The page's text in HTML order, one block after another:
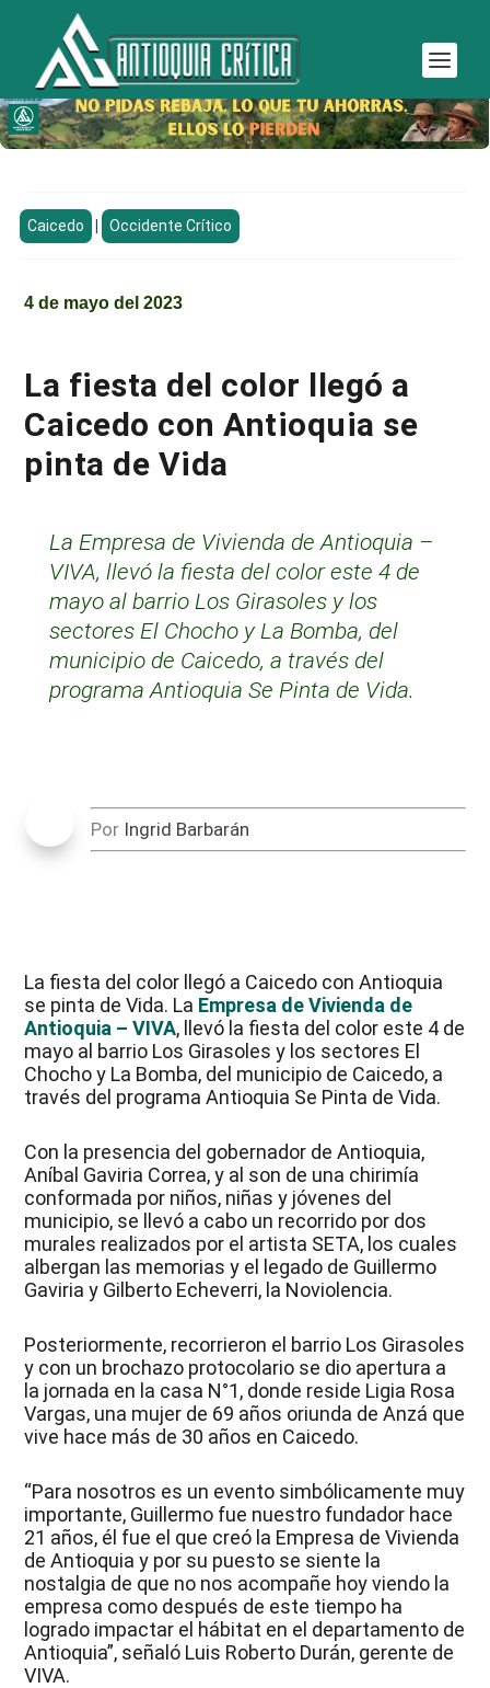
Caicedo Occidente Crítico
4 de mayo del 2023
La fiesta del color llegó a
Caicedo con Antioquia se
pinta de Vida
La Empresa de Vivienda de Antioquia –
VIVA, llevó la fiesta del color este 4 de
mayo al barrio Los Girasoles y los
sectores El Chocho y La Bomba, del
municipio de Caicedo, a través del
programa Antioquia Se Pinta de Vida.
Por Ingrid Barbarán
La fiesta del color llegó a Caicedo con Antioquia
se pinta de Vida. La Empresa de Vivienda de
Antioquia – VIVA, llevó la fiesta del color este 4 de
mayo al barrio Los Girasoles y los sectores El
Chocho y La Bomba, del municipio de Caicedo, a
través del programa Antioquia Se Pinta de Vida.
Con la presencia del gobernador de Antioquia,
Aníbal Gaviria Correa, y al son de una chirimía
conformada por niños, niñas y jóvenes del
municipio, se llevó a cabo un recorrido por dos
murales realizados por el artista SETA, los cuales
albergan las memorias y el legado de Guillermo
Gaviria y Gilberto Echeverri, la Noviolencia.
Posteriormente, recorrieron el barrio Los Girasoles
y con un brochazo protocolario se dio apertura a
la jornada en la casa N°1, donde reside Ligia Rosa
Vargas, una mujer de 69 años oriunda de Anzá que
vive hace más de 30 años en Caicedo.
“Para nosotros es un evento simbólicamente muy
importante, Guillermo fue nuestro fundador hace
21 años, él fue el que creó la Empresa de Vivienda
de Antioquia y por su puesto se siente la
nostalgia de que no nos acompañe hoy viendo la
empresa como después de este tiempo ha
logrado impactar el hábitat en el departamento de
Antioquia”, señaló Luis Roberto Durán, gerente de
VIVA.